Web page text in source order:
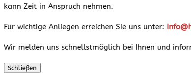
kann Zeit in Anspruch nehmen.
Für wichtige Anliegen erreichen Sie uns unter:
Wir melden uns schnellstmöglich bei Ihnen und
Schließen